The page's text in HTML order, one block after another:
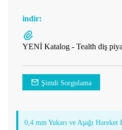
indir:
YENİ Katalog - Tealth diş
Şimdi Sorgulama
0,4 mm Yukarı ve Aşağı Hareket